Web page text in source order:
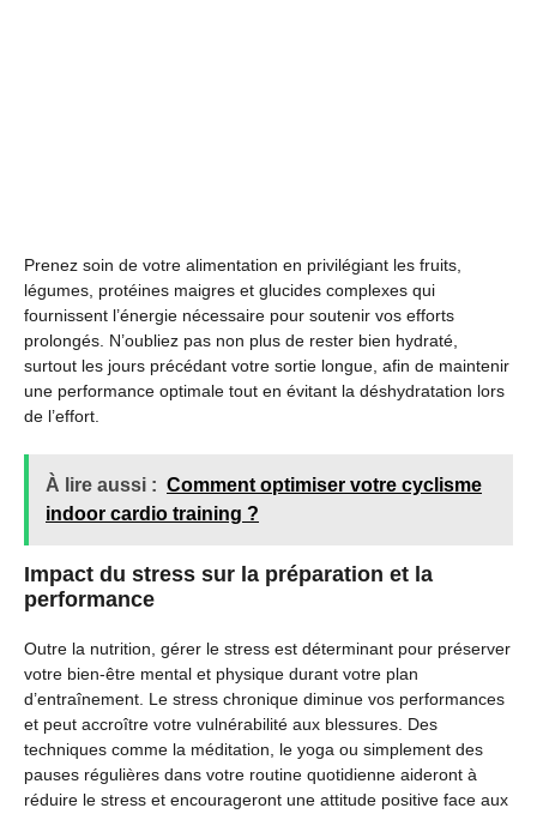
Prenez soin de votre alimentation en privilégiant les fruits,
légumes, protéines maigres et glucides complexes qui
fournissent l’énergie nécessaire pour soutenir vos efforts
prolongés. N’oubliez pas non plus de rester bien hydraté,
surtout les jours précédant votre sortie longue, afin de maintenir
une performance optimale tout en évitant la déshydratation lors
de l’effort.
À lire aussi : Comment optimiser votre cyclisme
indoor cardio training ?
Impact du stress sur la préparation et la
performance
Outre la nutrition, gérer le stress est déterminant pour préserver
votre bien-être mental et physique durant votre plan
d’entraînement. Le stress chronique diminue vos performances
et peut accroître votre vulnérabilité aux blessures. Des
techniques comme la méditation, le yoga ou simplement des
pauses régulières dans votre routine quotidienne aideront à
réduire le stress et encourageront une attitude positive face aux